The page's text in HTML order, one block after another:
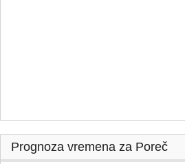
Prognoza vremena za Poreč